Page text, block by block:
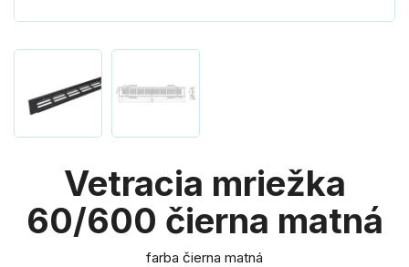
Vetracia mriežka
60/600 čierna matná
farba čierna matná